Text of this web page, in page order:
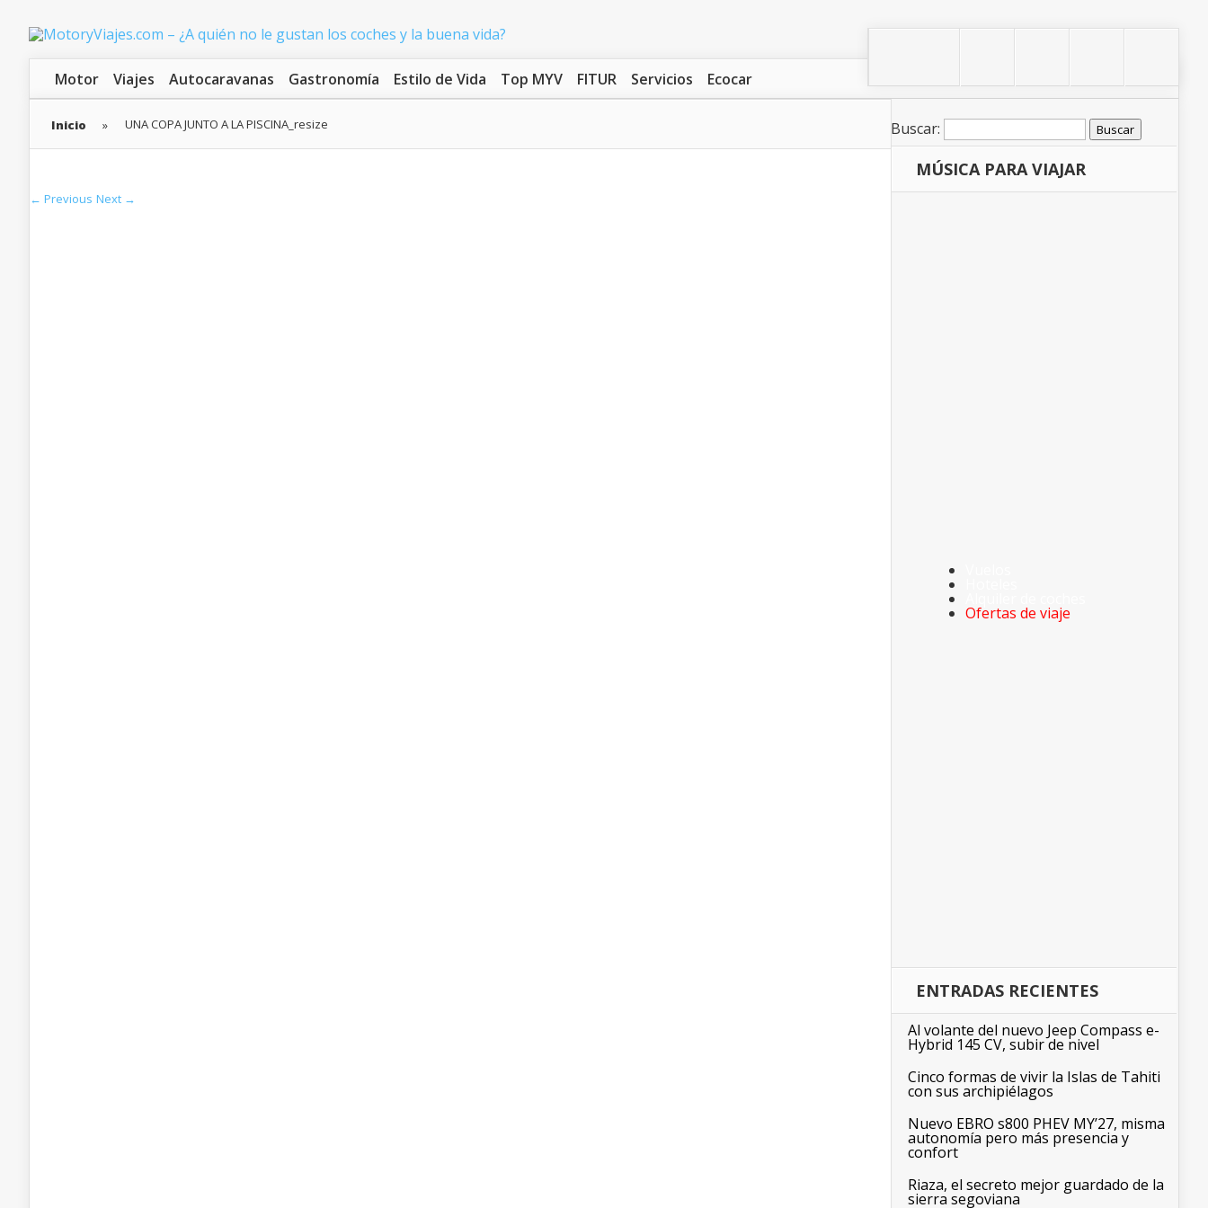
Motor Viajes Autocaravanas Gastronomía Estilo de Vida Top MYV FITUR Servicios Ecocar
Inicio » UNA COPA JUNTO A LA PISCINA_resize
← Previous Next →
Buscar:
MÚSICA PARA VIAJAR
Ofertas de viaje
ENTRADAS RECIENTES
Al volante del nuevo Jeep Compass e-
Hybrid 145 CV, subir de nivel
Cinco formas de vivir la Islas de Tahiti
con sus archipiélagos
Nuevo EBRO s800 PHEV MY’27, misma
autonomía pero más presencia y
confort
Riaza, el secreto mejor guardado de la
sierra segoviana